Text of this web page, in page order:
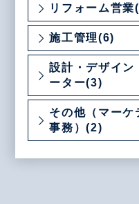
リフォーム営業
施工管理(6)
設計・デザイン
ーター(3)
その他（マーケ
事務）(2)